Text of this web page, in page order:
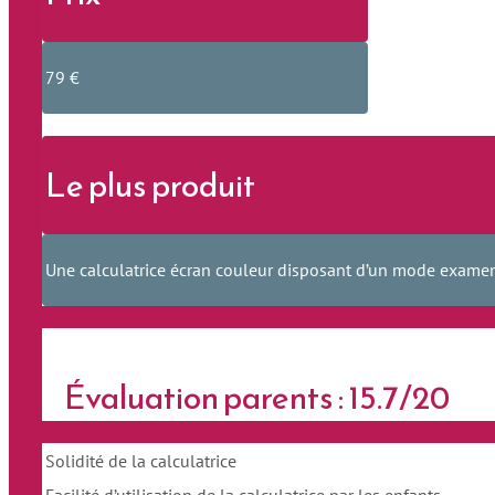
79 €
Le plus produit
Une calculatrice écran couleur disposant d’un mode
Évaluation parents : 15.7/20
Solidité de la calculatrice